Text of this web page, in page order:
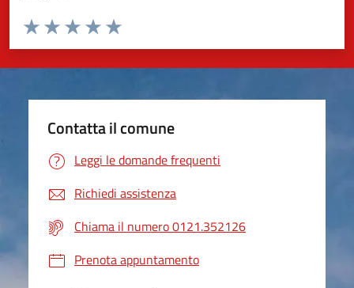
Valuta da 1 a 5 stelle la pagina
Valuta 5 stelle su 5
Valuta 4 stelle su 5
Valuta 3 stelle su 5
Valuta 2 stelle su 5
Valuta 1 stelle su 5
Contatta il comune
Leggi le domande frequenti
Richiedi assistenza
Chiama il numero 0121.352126
Prenota appuntamento